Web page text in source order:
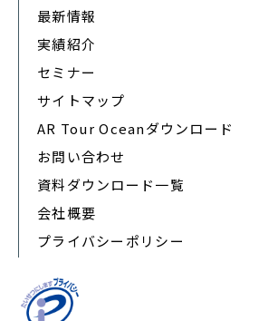
最新情報
実績紹介
セミナー
サイトマップ
AR Tour Oceanダウンロード
お問い合わせ
資料ダウンロード一覧
会社概要
プライバシーポリシー